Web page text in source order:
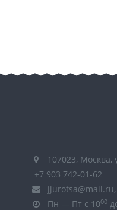
107023, Москва,
+7 903 742-01-62
Пн — Пт с 1000